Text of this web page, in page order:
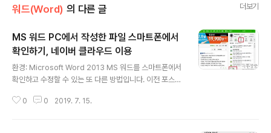
워드(Word) 의 다른 글 더보기
MS 워드 PC에서 작성한 파일 스마트폰에서
확인하기, 네이버 클라우드 이용
환경: Microsoft Word 2013 MS 워드를 스마트폰에서
확인하고 수정할 수 있는 또 다른 방법입니다. 이전 포스팅
받아 수정할 수 있었습니다. 오늘은 네이버 오피스와 클라
0 0 2019. 7. 15.